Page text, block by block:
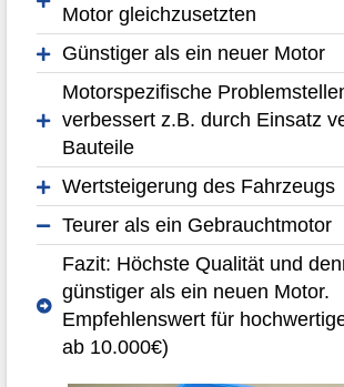
Motor gleichzusetzten
Günstiger als ein neuer Motor
Motorspezifische
verbessert z.B. durch Einsatz
Bauteile
Wertsteigerung des Fahrzeugs
Teurer als ein Gebrauchtmotor
Fazit: Höchste Qualität und
günstiger als ein neuen Motor.
Empfehlenswert für
ab 10.000€)